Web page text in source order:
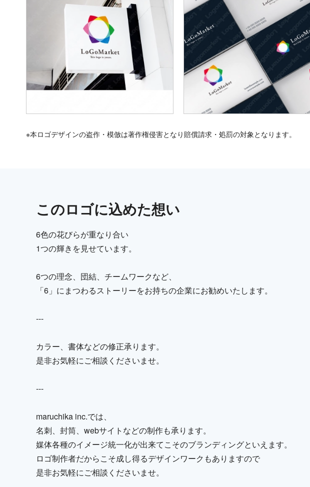
※本ロゴデザインの盗作・模倣は著作権侵害となり賠償請求・処罰の対象となります。
このロゴに込めた想い
6色の花びらが重なり合い
1つの輝きを見せています。
6つの理念、団結、チームワークなど、
「6」にまつわるストーリーをお持ちの企業にお勧めいたします。
---
カラー、書体などの修正承ります。
是非お気軽にご相談くださいませ。
---
maruchika inc.では、
名刺、封筒、webサイトなどの制作も承ります。
媒体各種のイメージ統一化が出来てこそのブランディングといえます。
ロゴ制作者だからこそ成し得るデザインワークもありますので
是非お気軽にご相談くださいませ。